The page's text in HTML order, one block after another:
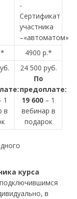
-
Сертификат
участника
–«автоматом»
4900 р.*
1
в
24 500 руб.
По
предоплате:
19 600 – 1
вебинар в
подарок
курса
в